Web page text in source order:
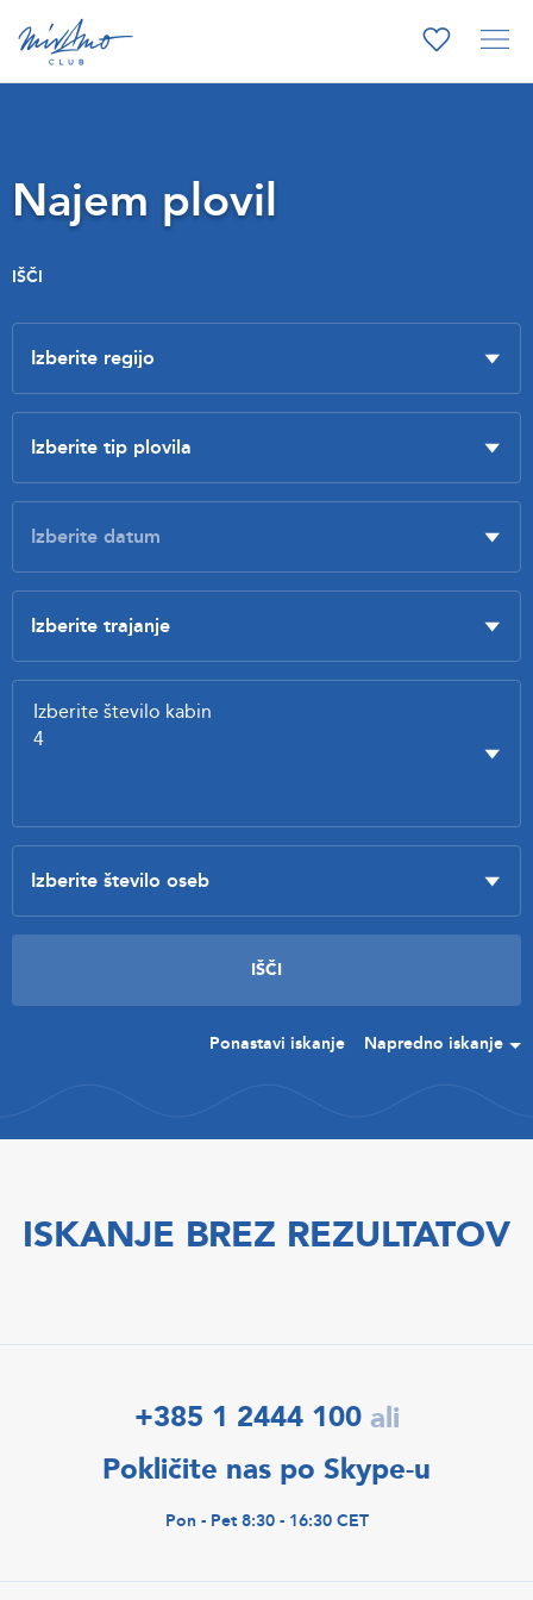
Najem plovil
IŠČI
Ponastavi iskanje Napredno iskanje
ISKANJE BREZ REZULTATOV
+385 1 2444 100 ali
Pokličite nas po Skype-u
Pon - Pet 8:30 - 16:30 CET